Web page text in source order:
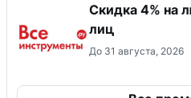
Скидка 4% на
лиц
До 31 августа, 2026